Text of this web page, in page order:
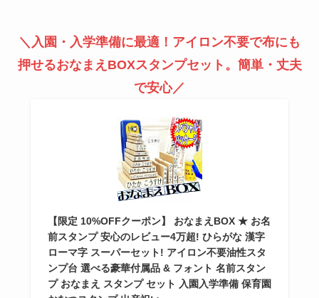
＼入園・入学準備に最適！アイロン不要で布にも
押せるおなまえBOXスタンプセット。簡単・丈夫
で安心／
【限定 10%OFFクーポン】 おなまえBOX ★ お名
前スタンプ 安心のレビュー4万超! ひらがな 漢字
ローマ字 スーパーセット! アイロン不要油性スタ
ンプ台 選べる豪華付属品 & フォント 名前スタン
プ おなまえ スタンプ セット 入園入学準備 保育園